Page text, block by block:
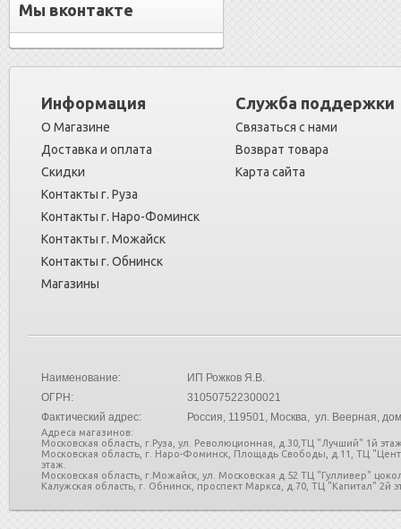
Мы вконтакте
Информация
О Магазине
Доставка и оплата
Скидки
Контакты г. Руза
Контакты г. Наро-Фоминск
Контакты г. Можайск
Контакты г. Обнинск
Магазины
Служба поддержки
Связаться с нами
Возврат товара
Карта сайта
Наименование:
ИП Рожков Я.В.
ОГРН:
310507522300021
Фактический адрес:
Россия, 119501, Москва, ул. Веерная,
Адреса магазинов:
Московская область, г.Руза, ул. Революционная, д.30,ТЦ "Лучший" 1й
Московская область, г. Наро-Фоминск, Площадь Свободы, д.11, ТЦ
этаж.
Московская область, г.Можайск, ул. Московская д.52 ТЦ "Гулливер"
Калужская область, г. Обнинск, проспект Маркса, д.70, ТЦ "Капитал" 2й